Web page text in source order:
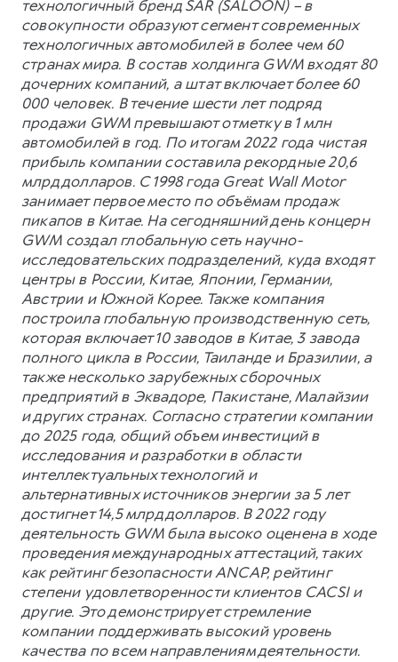
технологичный бренд SAR (SALOON) – в
совокупности образуют сегмент современных
технологичных автомобилей в более чем 60
странах мира. В состав холдинга GWM входят 80
дочерних компаний, а штат включает более 60
000 человек. В течение шести лет подряд
продажи GWM превышают отметку в 1 млн
автомобилей в год. По итогам 2022 года чистая
прибыль компании составила рекордные 20,6
млрд долларов. С 1998 года Great Wall Motor
занимает первое место по объёмам продаж
пикапов в Китае. На сегодняшний день концерн
GWM создал глобальную сеть научно-
исследовательских подразделений, куда входят
центры в России, Китае, Японии, Германии,
Австрии и Южной Корее. Также компания
построила глобальную производственную сеть,
которая включает 10 заводов в Китае, 3 завода
полного цикла в России, Таиланде и Бразилии, а
также несколько зарубежных сборочных
предприятий в Эквадоре, Пакистане, Малайзии
и других странах. Согласно стратегии компании
до 2025 года, общий объем инвестиций в
исследования и разработки в области
интеллектуальных технологий и
альтернативных источников энергии за 5 лет
достигнет 14,5 млрд долларов. В 2022 году
деятельность GWM была высоко оценена в ходе
проведения международных аттестаций, таких
как рейтинг безопасности ANCAP, рейтинг
степени удовлетворенности клиентов CACSI и
другие. Это демонстрирует стремление
компании поддерживать высокий уровень
качества по всем направлениям деятельности.